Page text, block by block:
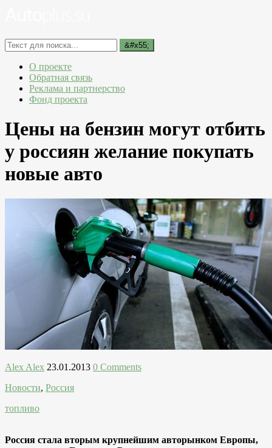
О проекте
Обратная связь
Реклама и партнерство
Фонд проекта
Цены на бензин могут отбить
у россиян желание покупать
новые авто
Alex Alex 23.01.2013 0 Comments
Новости, Россия
топливо
Россия стала вторым крупнейшим авторынком Европы,